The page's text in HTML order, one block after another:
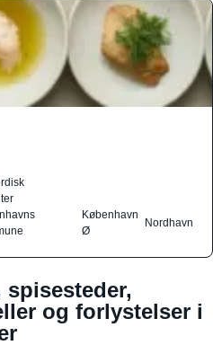
København
Ø
Nordhavn
spisesteder,
og forlystelser i